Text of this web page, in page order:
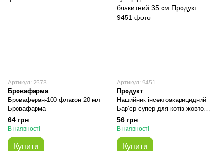
Артикул: 2573
Бровафарма
Броваферан-100 флакон 20 мл
Бровафарма
64 грн
В наявності
Купити
Артикул: 9451
Продукт
Нашийник інсектоакарицидний
Бар’єр супер для котів жовто-
блакитний 35 см Продукт
56 грн
В наявності
Купити